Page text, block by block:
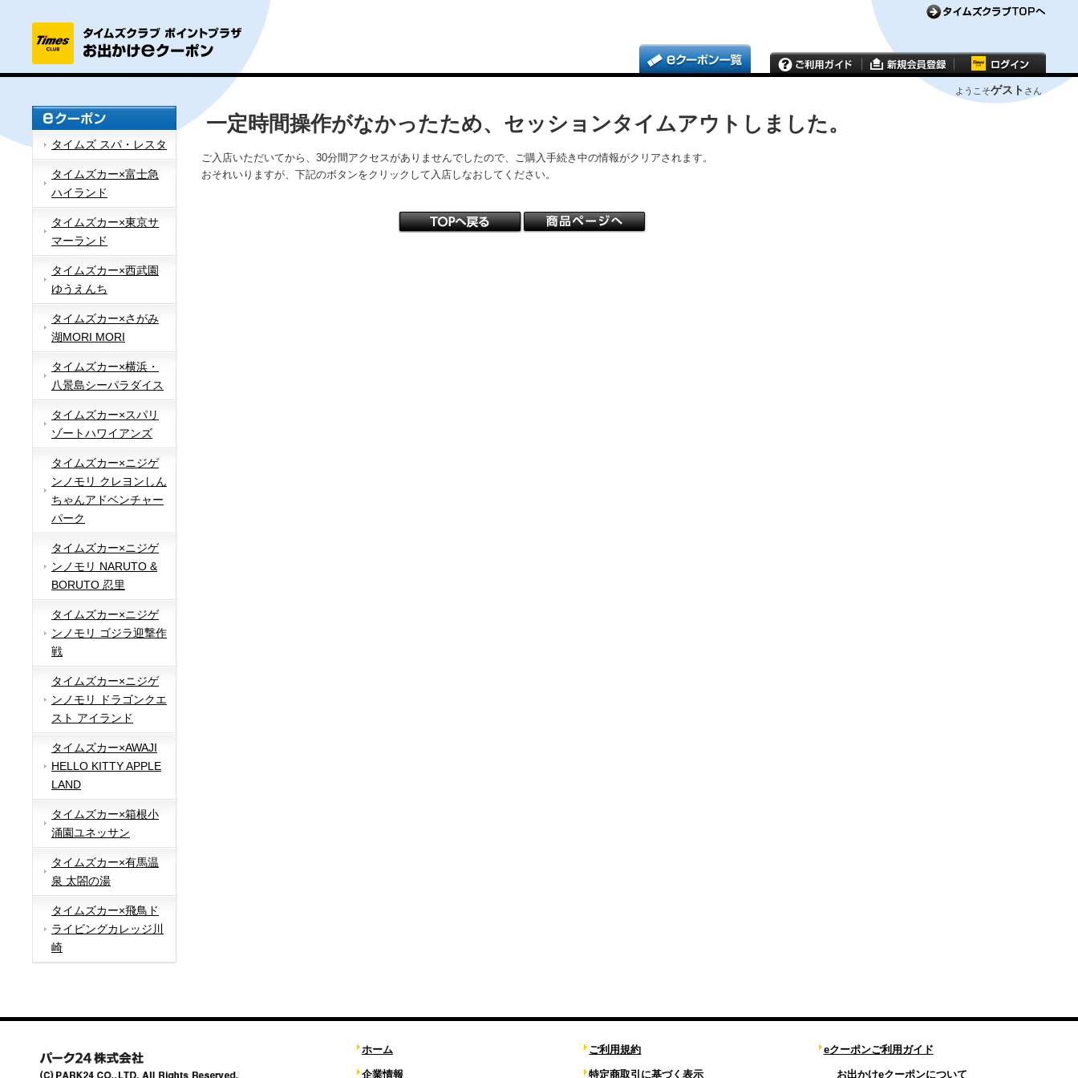
ようこそゲスト さん
タイムズ スパ・レスタ
タイムズカー×富士急
ハイランド
タイムズカー×東京サ
マーランド
タイムズカー×西武園
ゆうえんち
タイムズカー×さがみ
湖MORI MORI
タイムズカー×横浜・
八景島シーパラダイス
タイムズカー×スパリ
ゾートハワイアンズ
タイムズカー×ニジゲ
ンノモリ クレヨンしん
ちゃんアドベンチャー
パーク
タイムズカー×ニジゲ
ンノモリ NARUTO &
BORUTO 忍里
タイムズカー×ニジゲ
ンノモリ ゴジラ迎撃作
戦
タイムズカー×ニジゲ
ンノモリ ドラゴンクエ
スト アイランド
タイムズカー×AWAJI
HELLO KITTY APPLE
LAND
タイムズカー×箱根小
涌園ユネッサン
タイムズカー×有馬温
泉 太閤の湯
タイムズカー×飛鳥ド
ライビングカレッジ川
崎
一定時間操作がなかったため、セッションタイムアウトしました。
ご入店いただいてから、30分間アクセスがありませんでしたので、ご購入手続き中の情報がクリアされます。
おそれいりますが、下記のボタンをクリックして入店しなおしてください。
ホーム
企業情報
ご利用規約
特定商取引に基づく表示
eクーポンご利用ガイド
お出かけeクーポンについて